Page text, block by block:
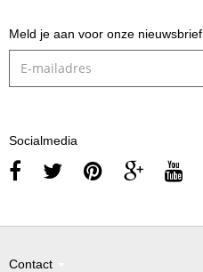
Meld je aan voor onze nieuwsbrief
Socialmedia
Contact